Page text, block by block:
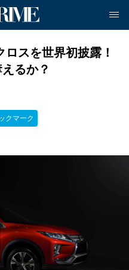
スを世界初披露！
るか？
クマーク